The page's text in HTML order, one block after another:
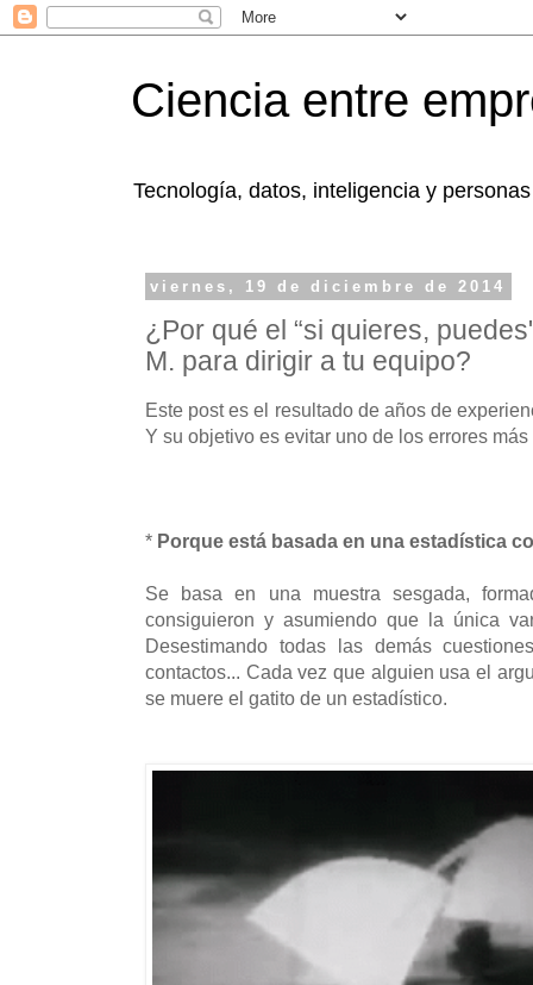
Ciencia entre
Tecnología, datos, inteligencia y personas
viernes, 19 de diciembre de 2014
¿Por qué el “si quieres,
M. para dirigir a tu equipo?
Este post es el resultado de años de
Y su objetivo es evitar uno de los errores
* Porque está basada en una estadística
Se basa en una muestra sesgada,
consiguieron y asumiendo que la única
Desestimando todas las demás
contactos... Cada vez que alguien usa el
se muere el gatito de un estadístico.